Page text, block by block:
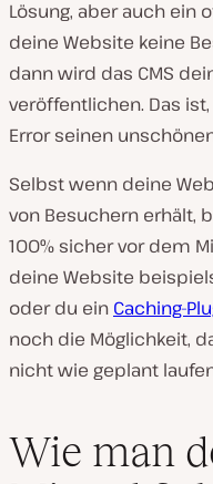
Lösung, aber auch ein
deine Website keine
dann wird das CMS
veröffentlichen. Das
Error seinen
Selbst wenn deine
von Besuchern erhält,
100% sicher vor dem
deine Website
oder du ein Caching-
noch die Möglichkeit,
nicht wie geplant
Wie man